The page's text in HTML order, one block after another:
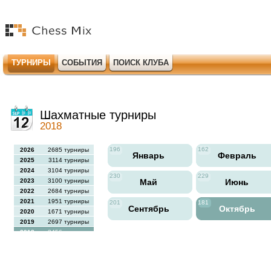
ТУРНИРЫ СОБЫТИЯ ПОИСК КЛУБА
Шахматные турниры
2018
2026
2685 турниры
2025
3114 турниры
2024
3104 турниры
2023
3100 турниры
2022
2684 турниры
2021
1951 турниры
2020
1671 турниры
2019
2697 турниры
2018
2456 турниры
196
Январь
162
Февраль
230
Май
229
Июнь
201
Сентябрь
181
Октябрь